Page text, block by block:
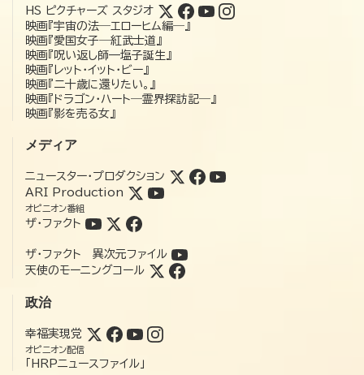
HS ピクチャーズ スタジオ
映画『宇宙の法―エローヒム編―』
映画『愛国女子―紅武士道』
映画『呪い返し師—塩子誕生』
映画『レット・イット・ビー』
映画『二十歳に還りたい。』
映画『ドラゴン・ハート―霊界探訪記―』
映画『影を売る女』
メディア
ニュースター・プロダクション
ARI Production
オピニオン番組
ザ・ファクト
ザ・ファクト 異次元ファイル
天使のモーニングコール
政治
幸福実現党
オピニオン配信
「HRPニュースファイル」